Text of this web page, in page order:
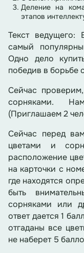
Деление на
этапов
Текст
самый
Одно дело
победив в борьбе
Сейчас
сорняками.
(Приглашаем 2
Сейчас перед
цветами и
расположение
на карточки с
где находятся
быть
сорняками или
ответ дается 1
отгаданы все
не наберет 5